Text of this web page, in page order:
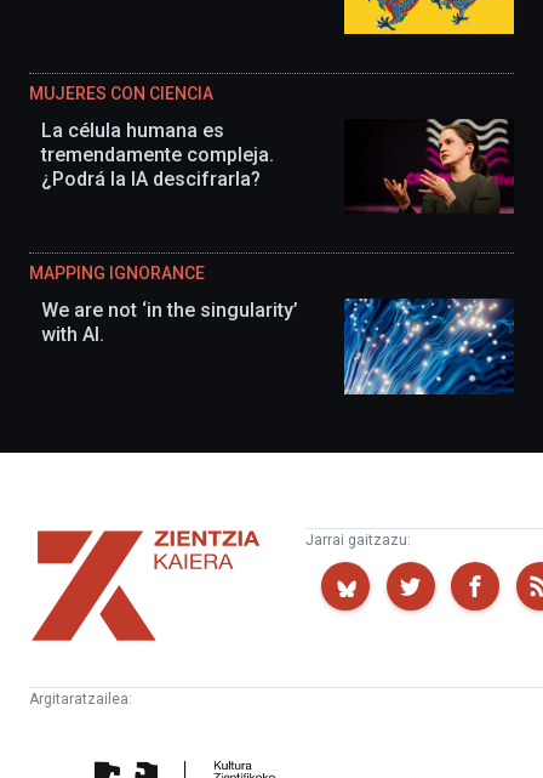
MUJERES CON CIENCIA
La célula humana es
tremendamente compleja.
¿Podrá la IA descifrarla?
MAPPING IGNORANCE
We are not ‘in the singularity’
with AI.
Zientzia
Kaiera
Jarrai gaitzazu:
Argitaratzailea:
Zientifikoko